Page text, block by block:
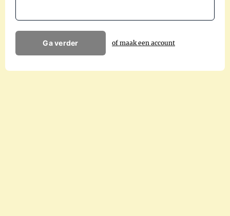
Ga verder of maak een account